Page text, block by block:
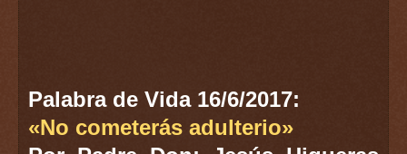
Palabra de Vida 16/6/2017:
«No cometerás adulterio»